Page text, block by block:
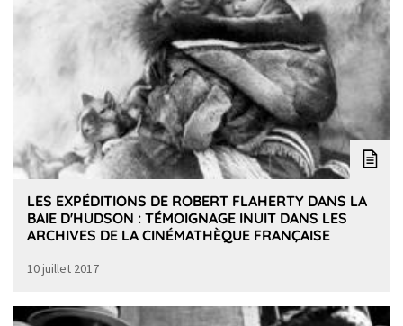
LES EXPÉDITIONS DE ROBERT FLAHERTY DANS LA
BAIE D'HUDSON : TÉMOIGNAGE INUIT DANS LES
ARCHIVES DE LA CINÉMATHÈQUE FRANÇAISE
10 juillet 2017